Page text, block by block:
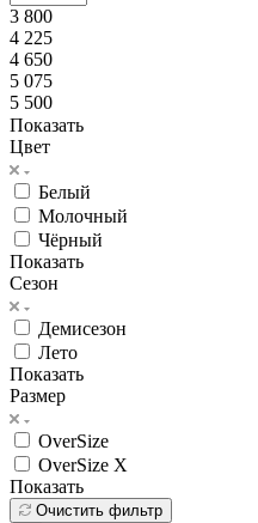
3 800
4 225
4 650
5 075
5 500
Показать
Цвет
Белый
Молочный
Чёрный
Показать
Сезон
Демисезон
Лето
Показать
Размер
OverSize
OverSize X
Показать
Очистить фильтр